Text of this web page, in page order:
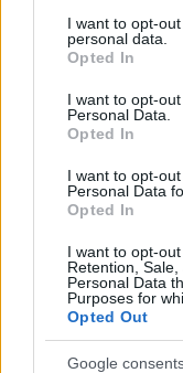
not limited to your
grant or deny
use your data for
consent section.
I want to opt-
personal data.
Opted In
I want to opt-
Personal Data.
Opted In
I want to opt-
Personal Data
Opted In
I want to opt-
Retention,
Personal Data
Purposes for
Opted Out
Google